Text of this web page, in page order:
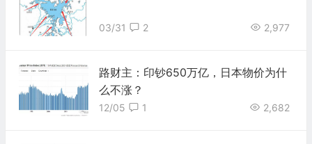
03/31 2,977
2
路财主：印钞650万亿，日本物价为什
么不涨？
12/05 2,682
1